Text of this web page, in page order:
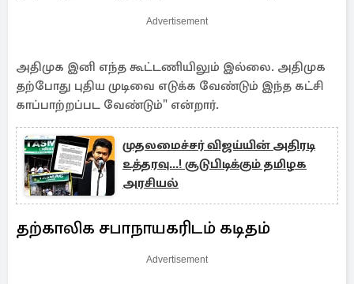
Advertisement
அதிமுக இனி எந்த கூட்டணியிலும் இல்லை. அதிமுக
தற்போது புதிய முடிவை எடுக்க வேண்டும் இந்த கட்சி
காப்பாற்றப்பட வேண்டும்" என்றார்.
முதலமைச்சர் விஜய்யின் அதிரடி
உத்தரவு...! சூடுபிடிக்கும் தமிழக
அரசியல்
தற்காலிக சபாநாயகரிடம் கடிதம்
Advertisement